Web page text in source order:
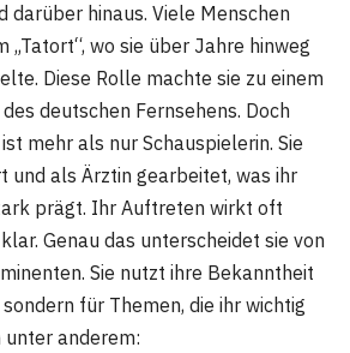
darüber hinaus. Viele Menschen
„Tatort“, wo sie über Jahre hinweg
Diese Rolle machte sie zu einem
deutschen Fernsehens. Doch
mehr als nur Schauspielerin. Sie
und als Ärztin gearbeitet, was ihr
prägt. Ihr Auftreten wirkt oft
Genau das unterscheidet sie von
Sie nutzt ihre Bekanntheit
für Themen, die ihr wichtig
unter anderem: